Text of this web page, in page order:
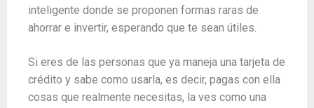
inteligente donde se proponen formas raras de
ahorrar e invertir, esperando que te sean útiles.
Si eres de las personas que ya maneja una tarjeta de
crédito y sabe como usarla, es decir, pagas con ella
cosas que realmente necesitas, la ves como una